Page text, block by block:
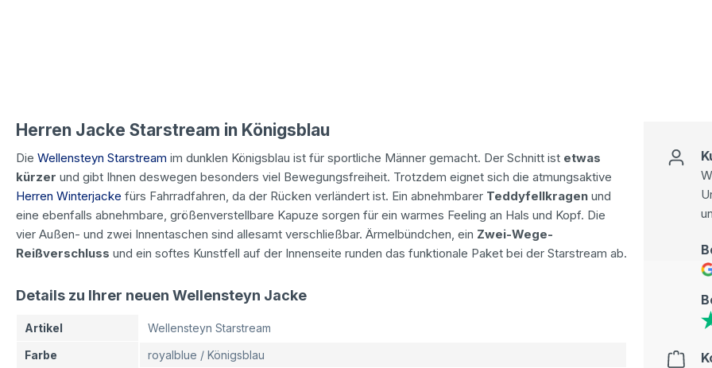
Herren Jacke Starstream in Königsblau
Die Wellensteyn Starstream im dunklen Königsblau ist für sportliche Männer gemacht. Der Schnitt ist etwas
kürzer und gibt Ihnen deswegen besonders viel Bewegungsfreiheit. Trotzdem eignet sich die atmungsaktive
Herren Winterjacke fürs Fahrradfahren, da der Rücken verländert ist. Ein abnehmbarer Teddyfellkragen und
eine ebenfalls abnehmbare, größenverstellbare Kapuze sorgen für ein warmes Feeling an Hals und Kopf. Die
vier Außen- und zwei Innentaschen sind allesamt verschließbar. Ärmelbündchen, ein Zwei-Wege-
Reißverschluss und ein softes Kunstfell auf der Innenseite runden das funktionale Paket bei der Starstream ab.
Details zu Ihrer neuen Wellensteyn Jacke
Artikel
Wellensteyn Starstream
Farbe
royalblue / Königsblau